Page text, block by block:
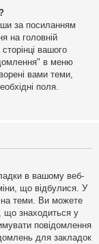
за посиланням
на головній
вашого
в меню
вами теми,
поля.
в вашому веб-
що відбулися. У
на теми. Ви можете
що знаходиться у
повідомлення
для закладок